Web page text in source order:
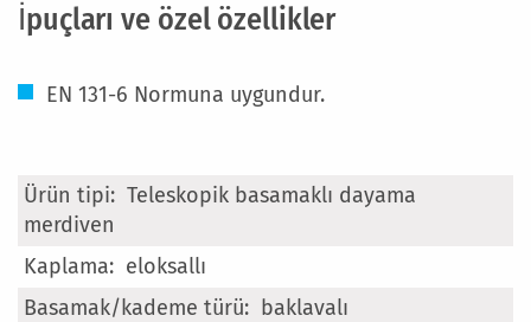
İpuçları ve özel özellikler
EN 131-6 Normuna uygundur.
Daha
Fazla
Bilgi
Teleskopik basamaklı dayama
merdiven
eloksallı
baklavalı